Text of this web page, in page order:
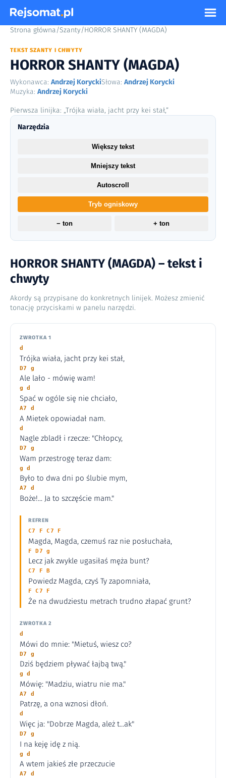
Strona główna/Szanty/HORROR SHANTY (MAGDA)
TEKST SZANTY I CHWYTY
HORROR SHANTY (MAGDA)
Wykonawca: Andrzej KoryckiSłowa: Andrzej Korycki
Muzyka: Andrzej Korycki
Pierwsza linijka: „Trójka wiała, jacht przy kei stał,”
HORROR SHANTY (MAGDA) – tekst i
chwyty
Akordy są przypisane do konkretnych linijek. Możesz zmienić
tonację przyciskami w panelu narzędzi.
ZWROTKA 1
d
Trójka wiała, jacht przy kei stał,
D7 g
Ale lało - mówię wam!
g d
Spać w ogóle się nie chciało,
A7 d
A Mietek opowiadał nam.
d
Nagle zbladł i rzecze: "Chłopcy,
D7 g
Wam przestrogę teraz dam:
g d
Było to dwa dni po ślubie mym,
A7 d
Boże!... Ja to szczęście mam."
REFREN
C7 F C7 F
Magda, Magda, czemuś raz nie posłuchała,
F D7 g
Lecz jak zwykle ugasiłaś męża bunt?
C7 F B
Powiedz Magda, czyś Ty zapomniała,
F C7 F
Że na dwudziestu metrach trudno złapać grunt?
ZWROTKA 2
d
Mówi do mnie: "Mietuś, wiesz co?
D7 g
Dziś będziem pływać łajbą twą."
g d
Mówię: "Madziu, wiatru nie ma."
A7 d
Patrzę, a ona wznosi dłoń.
d
Więc ja: "Dobrze Magda, ależ t...ak"
D7 g
I na keję idę z nią.
g d
A wtem jakieś złe przeczucie
A7 d
Narzędzia
Większy tekst
Mniejszy tekst
Autoscroll
Tryb ogniskowy
− ton + ton